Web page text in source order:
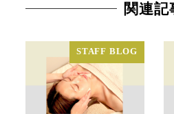
関連記
STAFF BLOG